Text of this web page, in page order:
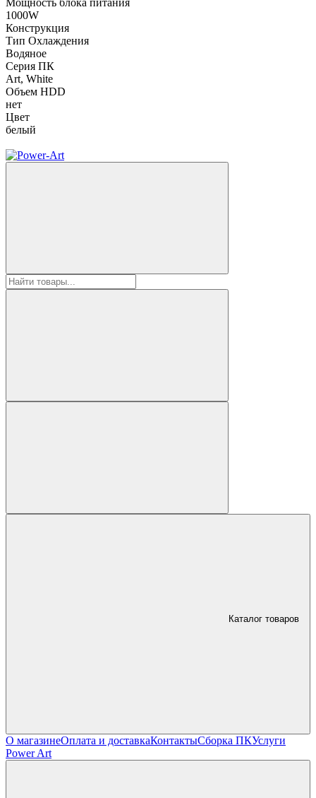
Мощность блока питания
1000W
Конструкция
Тип Охлаждения
Водяное
Серия ПК
Art, White
Объем HDD
нет
Цвет
белый
Каталог товаров
О магазинеОплата и доставкаКонтактыСборка ПКУслуги
Power Art